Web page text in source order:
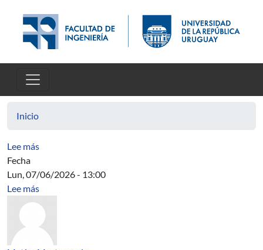
Inicio
Lee mássobre Actions of solvable Baumslag-Solitar groups on
Fecha
Lun, 07/06/2026 - 13:00
Lee mássobre Acta Directiva